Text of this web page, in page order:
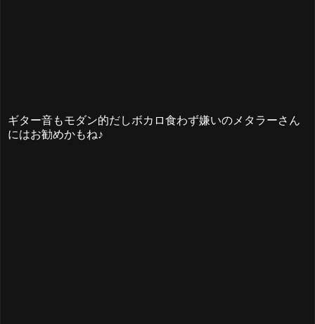
ギター音もモダン的だしボカロ食わず嫌いのメタラーさん
にはお勧めかもね♪